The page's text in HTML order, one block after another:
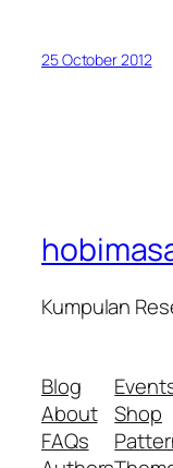
25 October 2012
Kumpulan
Blog
About
FAQs
Shop